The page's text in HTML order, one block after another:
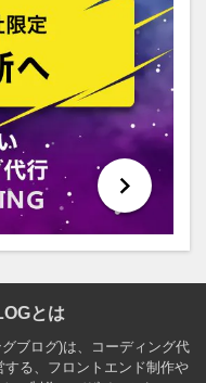
とは
ブログ)は、コーディング代
る、フロントエンド制作や